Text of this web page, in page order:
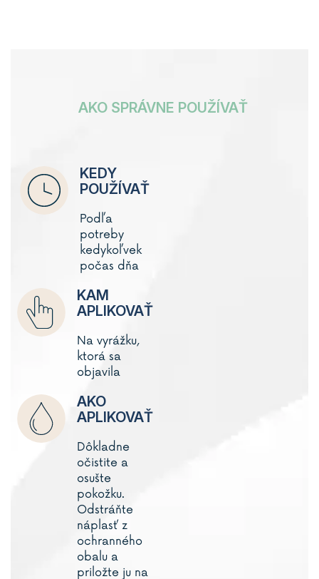
AKO SPRÁVNE POUŽÍVAŤ
KEDY
POUŽÍVAŤ
Podľa
potreby
kedykoľvek
počas dňa
KAM
APLIKOVAŤ
Na vyrážku,
ktorá sa
objavila
AKO
APLIKOVAŤ
Dôkladne
očistite a
osušte
pokožku.
Odstráňte
náplasť z
ochranného
obalu a
priložte ju na